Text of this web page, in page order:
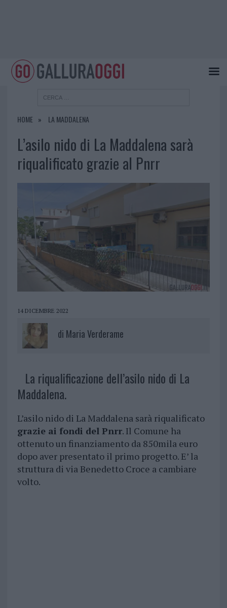
HOME LA MADDALENA
L’asilo nido di La Maddalena sarà
riqualificato grazie al Pnrr
14 DICEMBRE 2022
di Maria Verderame
La riqualificazione dell’asilo nido di La
Maddalena.
L’asilo nido di La Maddalena sarà riqualificato
grazie ai fondi del Pnrr. Il Comune ha
ottenuto un finanziamento da 850mila euro
dopo aver presentato il primo progetto. E’ la
struttura di via Benedetto Croce a cambiare
volto.